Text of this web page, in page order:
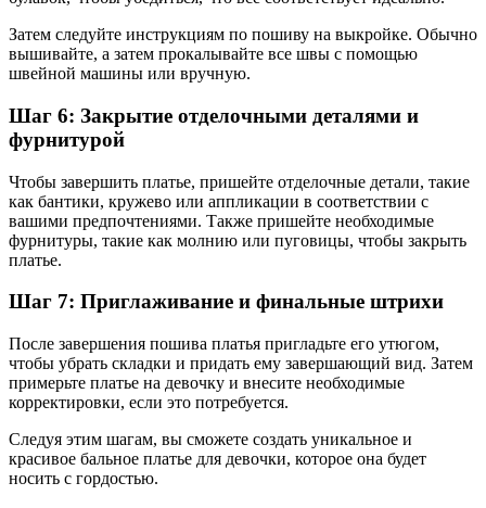
Затем следуйте инструкциям по пошиву на выкройке. Обычно
вышивайте, а затем прокалывайте все швы с помощью
швейной машины или вручную.
Шаг 6: Закрытие отделочными деталями и
фурнитурой
Чтобы завершить платье, пришейте отделочные детали, такие
как бантики, кружево или аппликации в соответствии с
вашими предпочтениями. Также пришейте необходимые
фурнитуры, такие как молнию или пуговицы, чтобы закрыть
платье.
Шаг 7: Приглаживание и финальные штрихи
После завершения пошива платья пригладьте его утюгом,
чтобы убрать складки и придать ему завершающий вид. Затем
примерьте платье на девочку и внесите необходимые
корректировки, если это потребуется.
Следуя этим шагам, вы сможете создать уникальное и
красивое бальное платье для девочки, которое она будет
носить с гордостью.